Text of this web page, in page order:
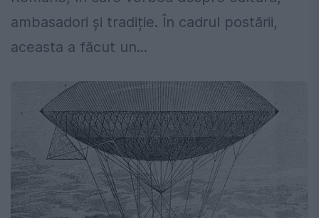
ambasadori și tradiție. În cadrul postării,
aceasta a făcut un...